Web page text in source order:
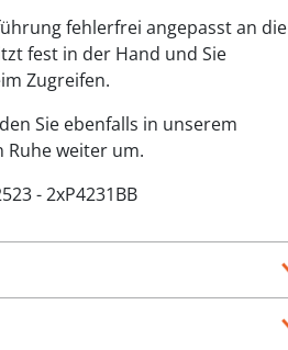
fehlerfrei angepasst an die
fest in der Hand und Sie
Zugreifen.
Sie ebenfalls in unserem
Ruhe weiter um.
- 2xP4231BB